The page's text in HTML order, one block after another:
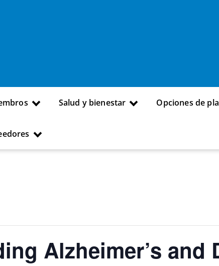
Salud y bienestar Opciones de
Alzheimer’s and